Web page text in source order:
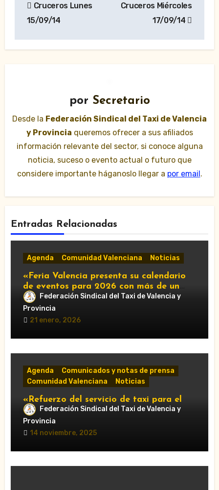
de
Cruceros Lunes
15/09/14
Cruceros Miércoles
17/09/14
por Secretario
Desde la Federación Sindical del Taxi de Valencia
y Provincia queremos ofrecer a sus afiliados
información relevante del sector, si conoce alguna
noticia, suceso o evento actual o futuro que
considere importante háganoslo llegar a por email.
Entradas Relacionadas
Agenda Comunidad Valenciana Noticias
«Feria Valencia presenta su calendario
de eventos para 2026 con más de un
centenar de citas»
Federación Sindical del Taxi de Valencia y
Provincia
21 enero, 2026
Agenda
Comunicados y notas de prensa
Comunidad Valenciana
Noticias
«Refuerzo del servicio de taxi para el
Gran Premio de Cheste 2025: horarios y
accesos obligatorios»
Federación Sindical del Taxi de Valencia y
Provincia
14 noviembre, 2025